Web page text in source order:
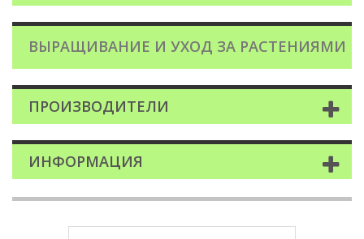
ВЫРАЩИВАНИЕ И УХОД ЗА РАСТЕНИЯМИ
ПРОИЗВОДИТЕЛИ
ИНФОРМАЦИЯ